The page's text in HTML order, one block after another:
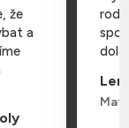
že
a